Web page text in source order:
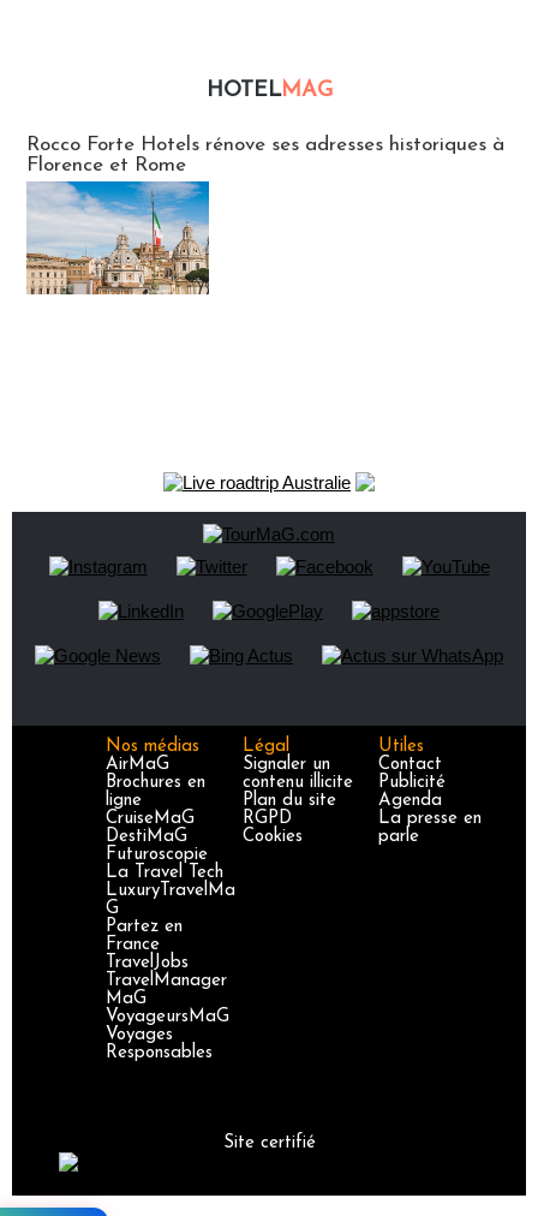
HOTELMAG
Rocco Forte Hotels rénove ses adresses historiques à
Florence et Rome
Nos médias
AirMaG
Brochures en
ligne
CruiseMaG
DestiMaG
Futuroscopie
La Travel Tech
LuxuryTravelMa
G
Partez en
France
TravelJobs
TravelManager
MaG
VoyageursMaG
Voyages
Responsables
Légal
Signaler un
contenu illicite
Plan du site
RGPD
Cookies
Utiles
Contact
Publicité
Agenda
La presse en
parle
Site certifié